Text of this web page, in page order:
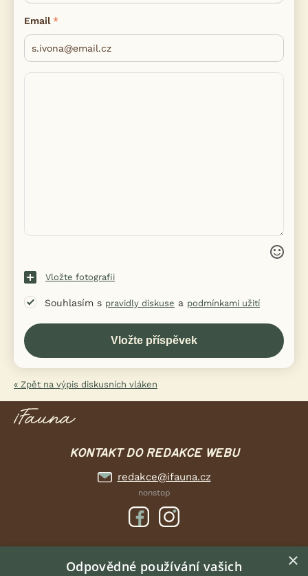
Email
Vložte fotografii
Souhlasím s pravidly diskuse a podmínkami užití
« Zpět na výpis diskusních vláken
KONTAKT DO REDAKCE WEBU
redakce@ifauna.cz
nonstop
DOMOVSKÁ STRÁNKA
×
Odpovědné používání vašich